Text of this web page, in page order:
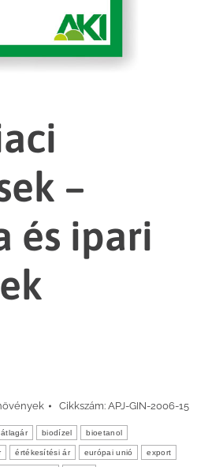
–
és ipari
Cikkszám: APJ-GIN-2006-15
átlagár biodízel bioetanol
értékesítési ár európai unió export